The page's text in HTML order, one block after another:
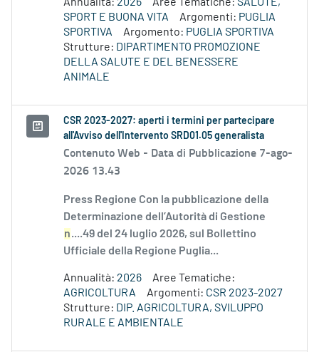
Annualità: 2026 Aree Tematiche: SALUTE,
SPORT E BUONA VITA
Argomenti: PUGLIA
SPORTIVA
Argomento: PUGLIA SPORTIVA
Strutture: DIPARTIMENTO PROMOZIONE
DELLA SALUTE E DEL BENESSERE
ANIMALE
CSR 2023-2027: aperti i termini per partecipare
all'Avviso dell'Intervento SRD01.05 generalista
Contenuto Web - Data di Pubblicazione 7-ago-
2026 13.43
Press Regione Con la pubblicazione della
Determinazione dell’Autorità di Gestione
n....49 del 24 luglio 2026, sul Bollettino
Ufficiale della Regione Puglia...
Annualità: 2026
Aree Tematiche:
AGRICOLTURA
Argomenti: CSR 2023-2027
Strutture: DIP. AGRICOLTURA, SVILUPPO
RURALE E AMBIENTALE